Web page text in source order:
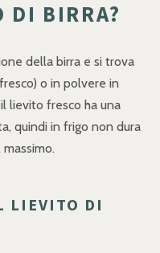
DI BIRRA?
della birra e si trova
o in polvere in
lievito fresco ha una
quindi in frigo non dura
LIEVITO DI